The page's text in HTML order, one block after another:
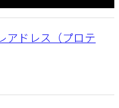
アドレス（プロテ